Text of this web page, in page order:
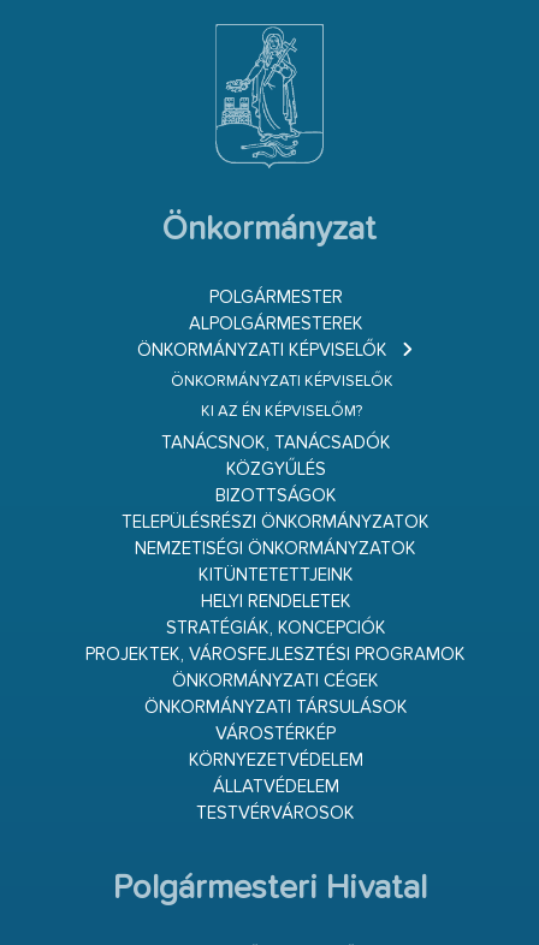
Önkormányzat
POLGÁRMESTER
ALPOLGÁRMESTEREK
ÖNKORMÁNYZATI KÉPVISELŐK
ÖNKORMÁNYZATI KÉPVISELŐK
KI AZ ÉN KÉPVISELŐM?
TANÁCSNOK, TANÁCSADÓK
KÖZGYŰLÉS
BIZOTTSÁGOK
TELEPÜLÉSRÉSZI ÖNKORMÁNYZATOK
NEMZETISÉGI ÖNKORMÁNYZATOK
KITÜNTETETTJEINK
HELYI RENDELETEK
STRATÉGIÁK, KONCEPCIÓK
PROJEKTEK, VÁROSFEJLESZTÉSI PROGRAMOK
ÖNKORMÁNYZATI CÉGEK
ÖNKORMÁNYZATI TÁRSULÁSOK
VÁROSTÉRKÉP
KÖRNYEZETVÉDELEM
ÁLLATVÉDELEM
TESTVÉRVÁROSOK
Polgármesteri Hivatal